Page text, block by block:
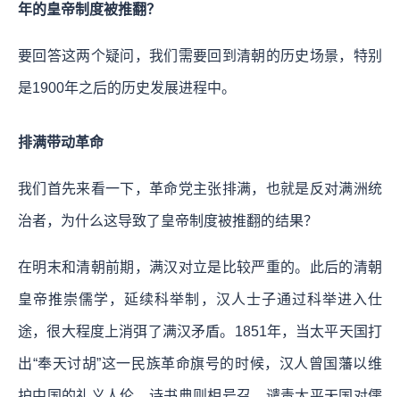
年的皇帝制度被推翻？
要回答这两个疑问，我们需要回到清朝的历史场景，特别
是1900年之后的历史发展进程中。
排满带动革命
我们首先来看一下，革命党主张排满，也就是反对满洲统
治者，为什么这导致了皇帝制度被推翻的结果？
在明末和清朝前期，满汉对立是比较严重的。此后的清朝
皇帝推崇儒学，延续科举制，汉人士子通过科举进入仕
途，很大程度上消弭了满汉矛盾。1851年，当太平天国打
出“奉天讨胡”这一民族革命旗号的时候，汉人曾国藩以维